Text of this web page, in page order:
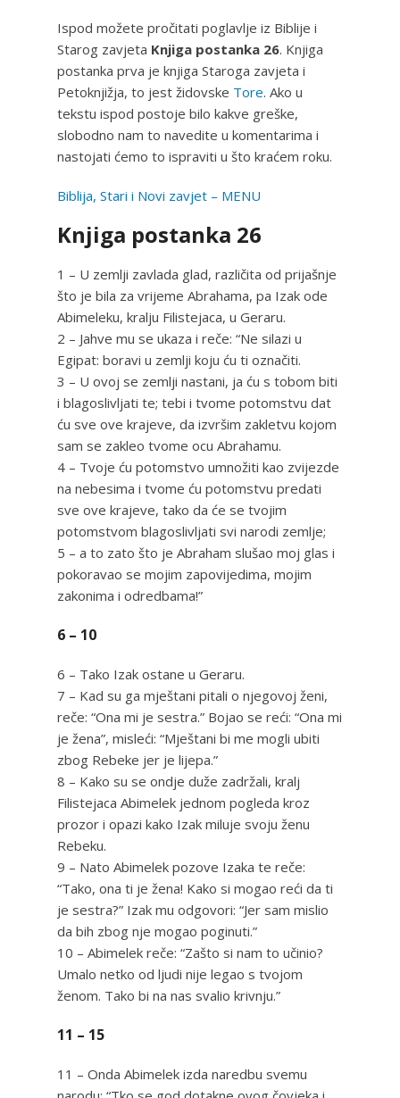
Ispod možete pročitati poglavlje iz Biblije i
Starog zavjeta Knjiga postanka 26. Knjiga
postanka prva je knjiga Staroga zavjeta i
Petoknjižja, to jest židovske Tore. Ako u
tekstu ispod postoje bilo kakve greške,
slobodno nam to navedite u komentarima i
nastojati ćemo to ispraviti u što kraćem roku.
Biblija, Stari i Novi zavjet – MENU
Knjiga postanka 26
1 – U zemlji zavlada glad, različita od prijašnje
što je bila za vrijeme Abrahama, pa Izak ode
Abimeleku, kralju Filistejaca, u Geraru.
2 – Jahve mu se ukaza i reče: “Ne silazi u
Egipat: boravi u zemlji koju ću ti označiti.
3 – U ovoj se zemlji nastani, ja ću s tobom biti
i blagoslivljati te; tebi i tvome potomstvu dat
ću sve ove krajeve, da izvršim zakletvu kojom
sam se zakleo tvome ocu Abrahamu.
4 – Tvoje ću potomstvo umnožiti kao zvijezde
na nebesima i tvome ću potomstvu predati
sve ove krajeve, tako da će se tvojim
potomstvom blagoslivljati svi narodi zemlje;
5 – a to zato što je Abraham slušao moj glas i
pokoravao se mojim zapovijedima, mojim
zakonima i odredbama!”
6 – 10
6 – Tako Izak ostane u Geraru.
7 – Kad su ga mještani pitali o njegovoj ženi,
reče: “Ona mi je sestra.” Bojao se reći: “Ona mi
je žena”, misleći: “Mještani bi me mogli ubiti
zbog Rebeke jer je lijepa.”
8 – Kako su se ondje duže zadržali, kralj
Filistejaca Abimelek jednom pogleda kroz
prozor i opazi kako Izak miluje svoju ženu
Rebeku.
9 – Nato Abimelek pozove Izaka te reče:
“Tako, ona ti je žena! Kako si mogao reći da ti
je sestra?” Izak mu odgovori: “Jer sam mislio
da bih zbog nje mogao poginuti.”
10 – Abimelek reče: “Zašto si nam to učinio?
Umalo netko od ljudi nije legao s tvojom
ženom. Tako bi na nas svalio krivnju.”
11 – 15
11 – Onda Abimelek izda naredbu svemu